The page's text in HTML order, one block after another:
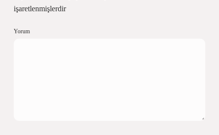
işaretlenmişlerdir
Yorum